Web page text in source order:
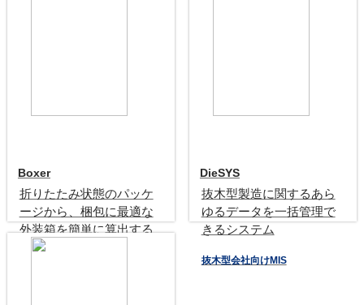
Boxer
折りたたみ状態のパッケ
ージから、梱包に最適な
外装箱を簡単に算出する
ためのソフトウェア
DieSYS
抜木型製造に関するあら
ゆるデータを一括管理で
きるシステム
抜木型会社向けMIS